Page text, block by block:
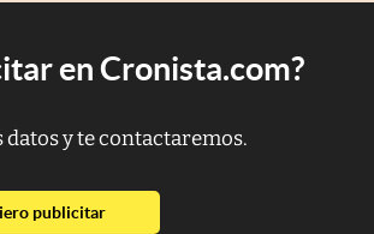
en Cronista.com?
y te contactaremos.
publicitarabre en nueva pestaña